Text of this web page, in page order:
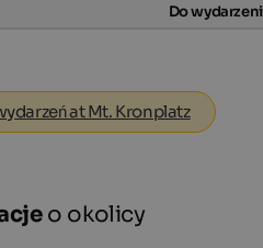
Do
at Mt. Kronplatz
o okolicy